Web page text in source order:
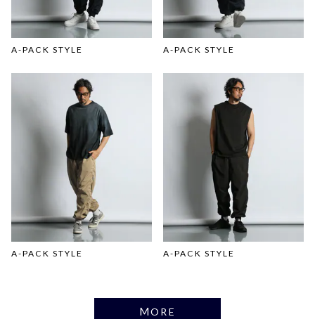
A-PACK STYLE A-PACK STYLE
A-PACK STYLE A-PACK STYLE
MORE